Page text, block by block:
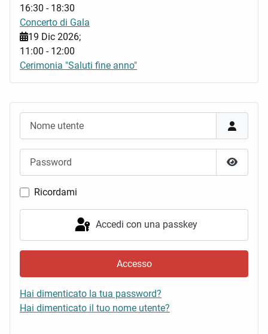
Mostra
Ricordami
Accedi con una passkey
Accesso
Hai dimenticato la tua password?
Hai dimenticato il tuo nome utente?
16:30 - 18:30
Concerto di Gala
19 Dic 2026;
11:00 - 12:00
Cerimonia "Saluti fine anno"